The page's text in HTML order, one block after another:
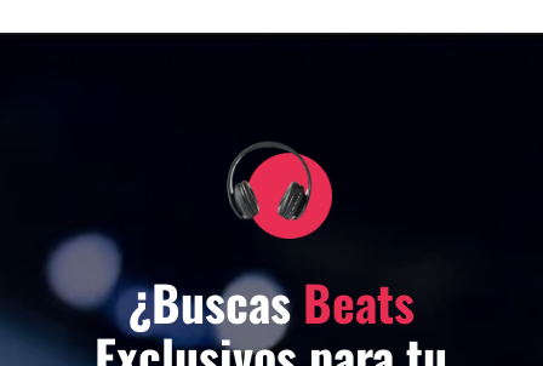
¿Buscas Beats